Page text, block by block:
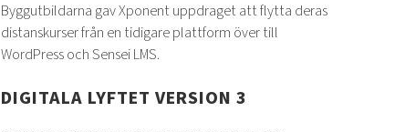
Byggutbildarna gav Xponent uppdraget att flytta deras
distanskurser från en tidigare plattform över till
WordPress och Sensei LMS.
DIGITALA LYFTET VERSION 3